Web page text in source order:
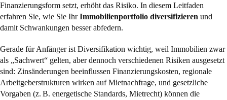
Finanzierungsform setzt, erhöht das Risiko. In diesem Leitfaden
erfahren Sie, wie Sie IhrImmobilienportfolio diversifizieren und
damit Schwankungen besser abfedern.
Gerade für Anfänger ist Diversifikation wichtig, weil Immobilien zwar
als „Sachwert“ gelten, aber dennoch verschiedenen Risiken ausgesetzt
sind: Zinsänderungen beeinflussen Finanzierungskosten, regionale
Arbeitgeberstrukturen wirken auf Mietnachfrage, und gesetzliche
Vorgaben (z. B. energetische Standards, Mietrecht) können die